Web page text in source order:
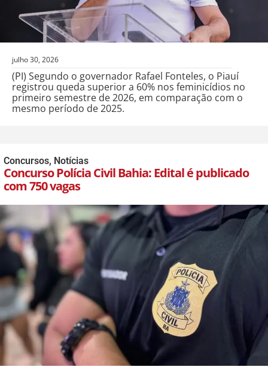
julho 30, 2026
(PI) Segundo o governador Rafael Fonteles, o Piauí
registrou queda superior a 60% nos feminicídios no
primeiro semestre de 2026, em comparação com o
mesmo período de 2025.
Concursos, Notícias
Concurso Polícia Civil Bahia: Edital é publicado
com 750 vagas